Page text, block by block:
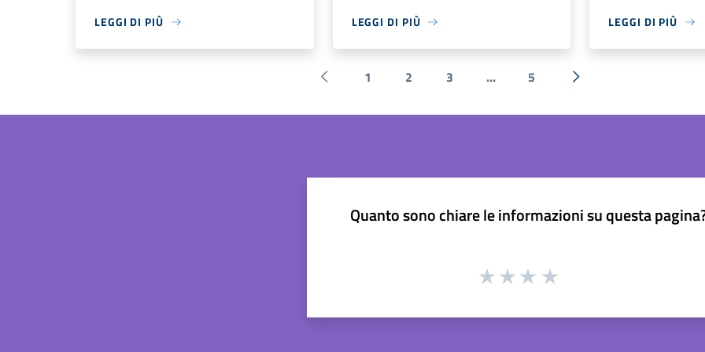
LEGGI DI PIÙ LEGGI DI PIÙ LEGGI DI PIÙ
Pagina precedente
1 2 3 ... 5
Successiva »
Quanto sono chiare le informazioni su questa